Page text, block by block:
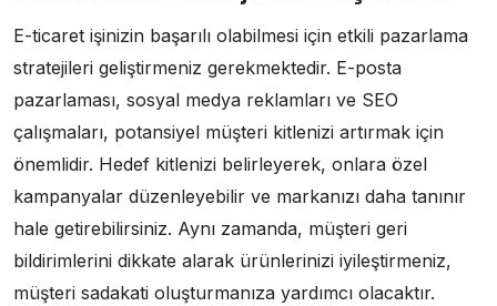
E-ticaret işinizin başarılı olabilmesi için etkili pazarlama
stratejileri geliştirmeniz gerekmektedir. E-posta
pazarlaması, sosyal medya reklamları ve SEO
çalışmaları, potansiyel müşteri kitlenizi artırmak için
önemlidir. Hedef kitlenizi belirleyerek, onlara özel
kampanyalar düzenleyebilir ve markanızı daha tanınır
hale getirebilirsiniz. Aynı zamanda, müşteri geri
bildirimlerini dikkate alarak ürünlerinizi iyileştirmeniz,
müşteri sadakati oluşturmanıza yardımcı olacaktır.